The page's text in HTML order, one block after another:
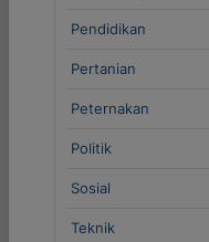
Pendidikan
Pertanian
Peternakan
Politik
Sosial
Teknik